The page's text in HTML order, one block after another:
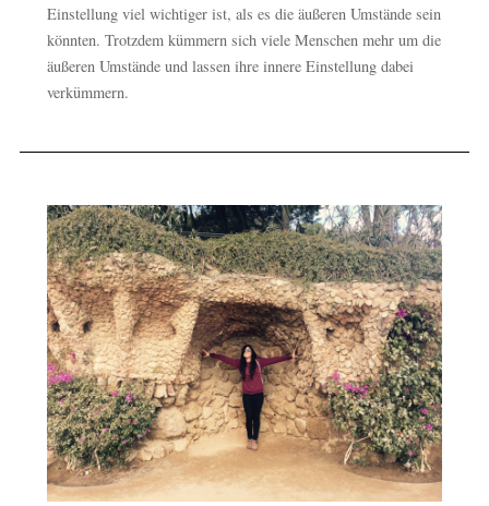
Einstellung viel wichtiger ist, als es die äußeren Umstände sein
könnten. Trotzdem kümmern sich viele Menschen mehr um die
äußeren Umstände und lassen ihre innere Einstellung dabei
verkümmern.